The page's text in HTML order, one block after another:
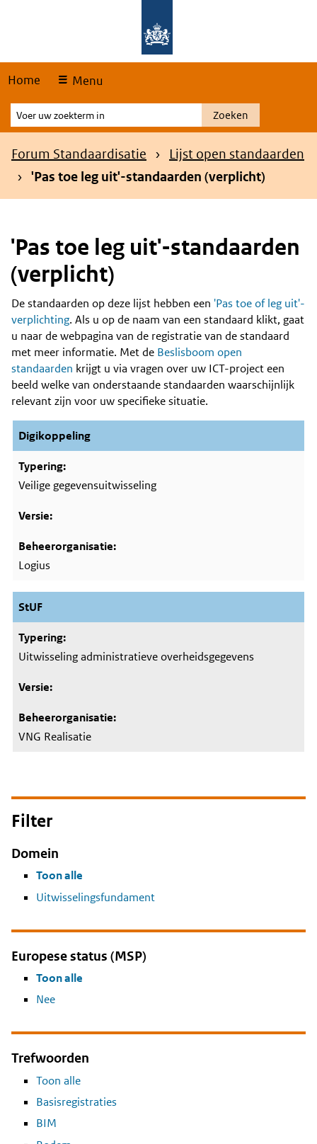
Home Menu
Voer
uw
zoekterm
Zoeken
Kruimelpad
Forum Standaardisatie
Lijst open standaarden
'Pas toe leg uit'-standaarden (verplicht)
'Pas toe leg uit'-standaarden
(verplicht)
Content
De standaarden op deze lijst hebben een 'Pas toe of leg uit'-
verplichting. Als u op de naam van een standaard klikt, gaat
u naar de webpagina van de registratie van de standaard
met meer informatie. Met de Beslisboom open
standaarden krijgt u via vragen over uw ICT-project een
beeld welke van onderstaande standaarden waarschijnlijk
relevant zijn voor uw specifieke situatie.
Digikoppeling
Veilige gegevensuitwisseling
Logius
StUF
Uitwisseling administratieve overheidsgegevens
VNG Realisatie
Filter
Domein
Toon alle
Uitwisselingsfundament
Europese status (MSP)
Toon alle
Nee
Trefwoorden
Toon alle
Basisregistraties
BIM